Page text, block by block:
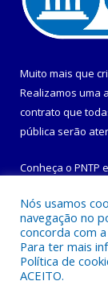
Muito mais que
Realizamos uma
contrato que
pública serão
Conheça o PNTP
Todos os
Nós usamos
navegação no
concorda com
Para ter mais
Política de
ACEITO.